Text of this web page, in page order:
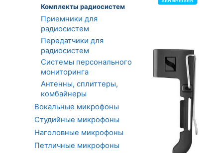
Комплекты радиосистем
Приемники для
радиосистем
Передатчики для
радиосистем
Системы персонального
мониторинга
Антенны, сплиттеры,
комбайнеры
Вокальные микрофоны
Студийные микрофоны
Наголовные микрофоны
Петличные микрофоны